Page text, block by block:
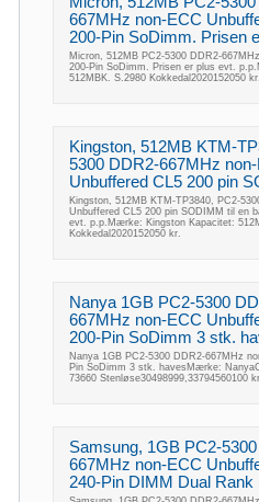
667MHz non-ECC
200-Pin SoDimm. Prisen
Micron, 512MB PC2-5300 DDR2-
200-Pin SoDimm. Prisen er plus evt.
512MBK. S.2980 Kokkedal2020152050 kr.
Kingston, 512MB KTM-
5300 DDR2-667MHz
Unbuffered CL5 200 pin
Kingston, 512MB KTM-TP3840, PC2-
Unbuffered CL5 200 pin SODIMM til en
evt. p.p.Mærke: Kingston Kapacitet:
Kokkedal2020152050 kr.
Nanya 1GB PC2-5300
667MHz non-ECC
200-Pin SoDimm 3 stk.
Nanya 1GB PC2-5300 DDR2-667MHz
Pin SoDimm 3 stk. havesMærke:
73660 Stenløse30498999,33794560100
Samsung, 1GB PC2-
667MHz non-ECC
240-Pin DIMM Dual Rank